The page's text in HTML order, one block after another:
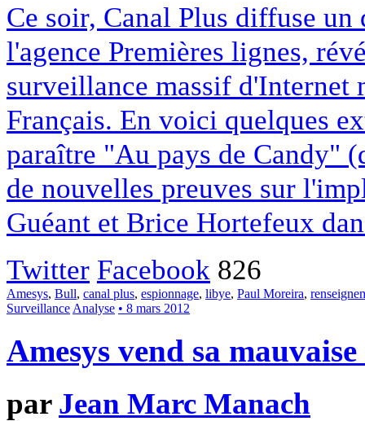
Ce soir, Canal Plus diffuse
l'agence Premières lignes,
surveillance massif d'Internet
Français. En voici quelques
paraître "Au pays de Candy"
de nouvelles preuves sur
Guéant et Brice Hortefeux
Twitter Facebook 826
Amesys, Bull, canal plus, espionnage, libye, Paul Moreira,
Surveillance Analyse • 8 mars 2012
Amesys vend sa mauvaise
par Jean Marc Manach